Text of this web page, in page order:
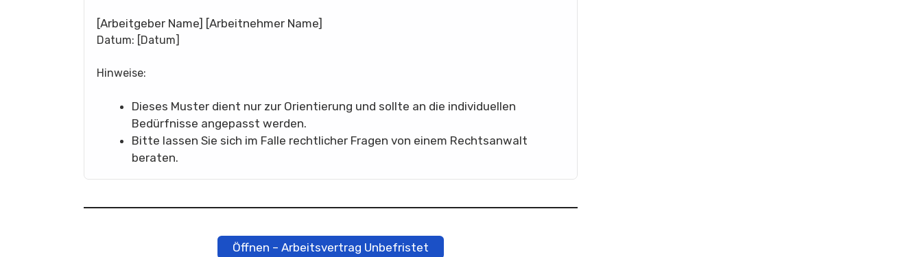
[Arbeitgeber Name] [Arbeitnehmer Name]
Datum: [Datum]
Hinweise:
Dieses Muster dient nur zur Orientierung und sollte an die individuellen
Bedürfnisse angepasst werden.
Bitte lassen Sie sich im Falle rechtlicher Fragen von einem Rechtsanwalt
beraten.
Öffnen – Arbeitsvertrag Unbefristet